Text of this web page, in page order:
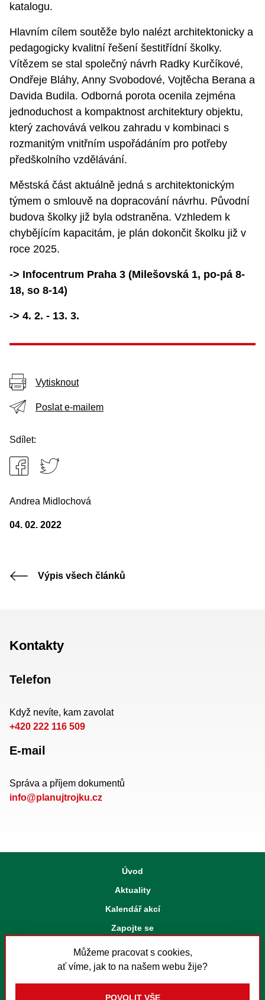
Můžeme pracovat s cookies,
ať víme, jak to na našem webu žije?
katalogu.
Hlavním cílem soutěže bylo nalézt architektonicky a
pedagogicky kvalitní řešení šestitřídní školky.
Vítězem se stal společný návrh Radky Kurčíkové,
Ondřeje Bláhy, Anny Svobodové, Vojtěcha Berana a
Davida Budila. Odborná porota ocenila zejména
jednoduchost a kompaktnost architektury objektu,
který zachovává velkou zahradu v kombinaci s
rozmanitým vnitřním uspořádáním pro potřeby
předškolního vzdělávání.
Městská část aktuálně jedná s architektonickým
týmem o smlouvě na dopracování návrhu. Původní
budova školky již byla odstraněna. Vzhledem k
chybějícím kapacitám, je plán dokončit školku již v
roce 2025.
-> Infocentrum Praha 3 (Milešovská 1, po-pá 8-
18, so 8-14)
-> 4. 2. - 13. 3.
Vytisknout
Poslat e-mailem
Sdílet:
Andrea Midlochová
04. 02. 2022
Výpis všech článků
Kontakty
Telefon
Když nevíte, kam zavolat
+420 222 116 509
E-mail
Správa a příjem dokumentů
info@planujtrojku.cz
Úvod
Aktuality
Kalendář akcí
Zapojte se
Kontakt
Nastavení cookies